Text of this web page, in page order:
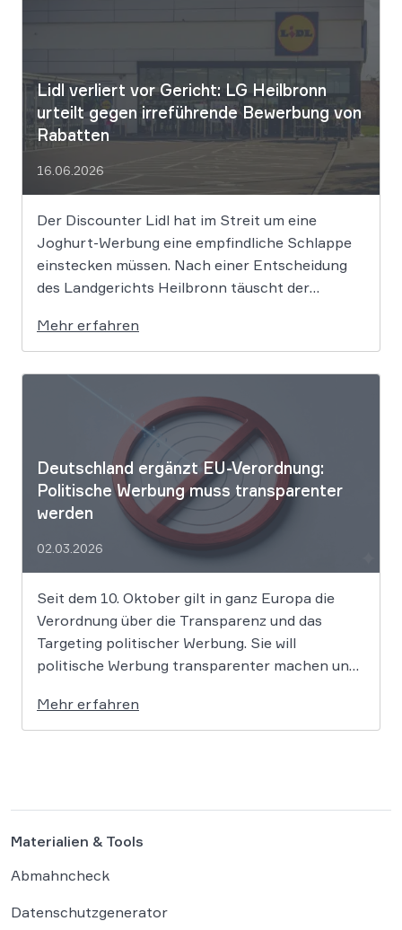
Lidl verliert vor Gericht: LG Heilbronn
urteilt gegen irreführende Bewerbung von
Rabatten
16.06.2026
Der Discounter Lidl hat im Streit um eine
Joghurt-Werbung eine empfindliche Schlappe
einstecken müssen. Nach einer Entscheidung
des Landgerichts Heilbronn täuscht der
Produkte als „Aktion“ mit massiven Rabatten
bewirbt, die Preise in Wahrheit aber nie zuvor
selbst verlangt hat. Das Urteil setzt klare
Mehr erfahren
Deutschland ergänzt EU-Verordnung:
Politische Werbung muss transparenter
werden
02.03.2026
Seit dem 10. Oktober gilt in ganz Europa die
Verordnung über die Transparenz und das
Targeting politischer Werbung. Sie will
politische Werbung transparenter machen und
Daten. Die Regierung will die Verordnung in
Deutschland nun ergänzen. Die
Mehr erfahren
Materialien & Tools
Abmahncheck
Datenschutzgenerator